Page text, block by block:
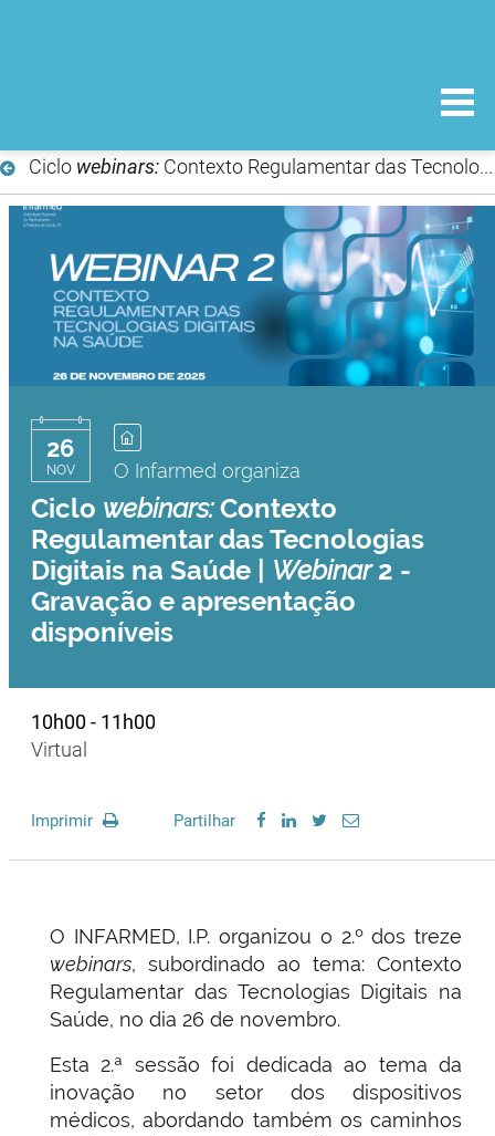
Ciclo webinars:Contexto Regulamentar das Tecnologias Digitais na Saúde |
26
NOV O Infarmed organiza
Ciclo webinars:Contexto
Regulamentar das Tecnologias
Digitais na Saúde | Webinar2 -
Gravação e apresentação
disponíveis
10h00 - 11h00
Virtual
Imprimir Partilhar
O INFARMED, I.P. organizou o 2.º dos treze
webinars, subordinado ao tema: Contexto
Regulamentar das Tecnologias Digitais na
Saúde, no dia 26 de novembro.
Esta 2.ª sessão foi dedicada ao tema da
inovação no setor dos dispositivos
médicos, abordando também os caminhos